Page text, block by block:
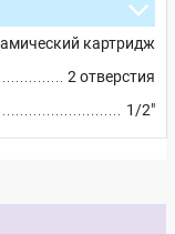
картридж
2 отверстия
1/2"